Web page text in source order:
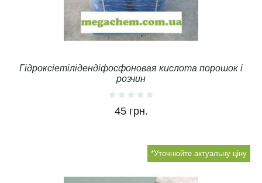
Гідроксіетілідендіфосфоновая кислота порошок і
розчин
45 грн.
*Уточнюйте актуальну ціну